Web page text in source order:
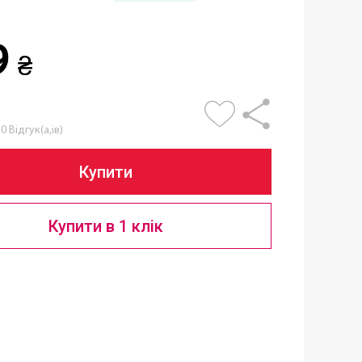
₴
0 Відгук(а,ів)
Купити
Купити в 1 клік